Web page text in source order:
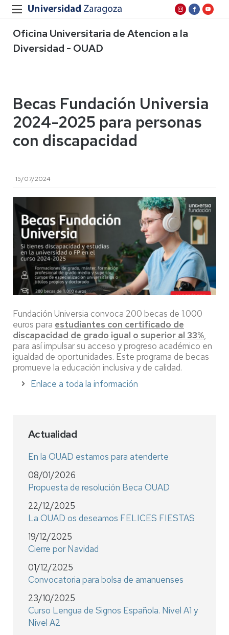
Oficina Universitaria de Atencion a la
Diversidad - OUAD
Becas Fundación Universia
2024-2025 para personas
con discapacidad
15/07/2024
Fundación Universia convoca 200 becas de 1.000
euros para estudiantes con certificado de
discapacidad de grado igual o superior al 33%,
para así impulsar su acceso y progreso académico en
igualdad de oportunidades. Este programa de becas
promueve la educación inclusiva y de calidad.
Enlace a toda la información
Actualidad
En la OUAD estamos para atenderte
08/01/2026
Propuesta de resolución Beca OUAD
22/12/2025
La OUAD os deseamos FELICES FIESTAS
19/12/2025
Cierre por Navidad
01/12/2025
Convocatoria para bolsa de amanuenses
23/10/2025
Curso Lengua de Signos Española. Nivel A1 y
Nivel A2